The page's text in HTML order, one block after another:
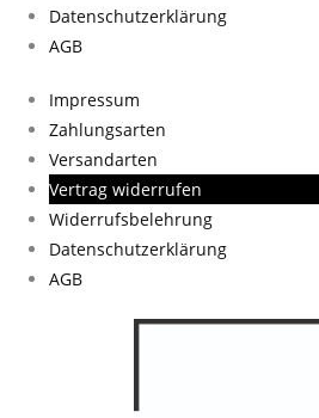
Datenschutzerklärung
AGB
Impressum
Zahlungsarten
Versandarten
Vertrag widerrufen
Widerrufsbelehrung
Datenschutzerklärung
AGB